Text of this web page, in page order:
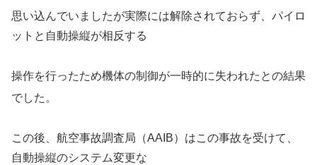
思い込んでいましたが実際には解除されておらず、パイロ
ットと自動操縦が相反する
操作を行ったため機体の制御が一時的に失われたとの結果
でした。
この後、航空事故調査局（AAIB）はこの事故を受けて、
自動操縦のシステム変更な